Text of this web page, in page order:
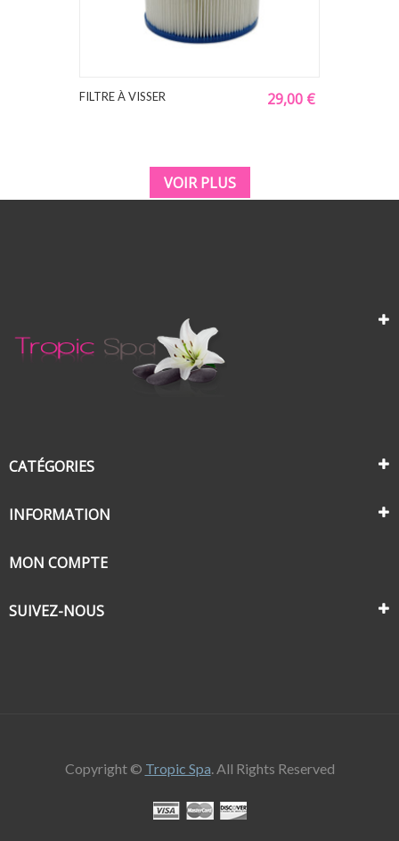
VOIR PLUS
CATÉGORIES
INFORMATION
MON COMPTE
SUIVEZ-NOUS
Copyright © Tropic Spa. All Rights Reserved